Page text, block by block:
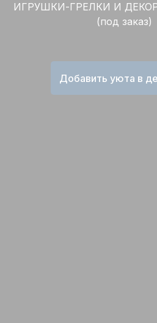
ИГРУШКИ-ГРЕЛКИ И
(под заказ)
Добавить уюта в